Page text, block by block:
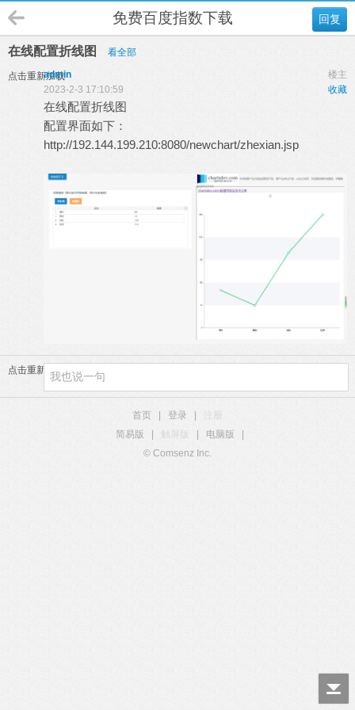
回复
免费百度指数下载
在线配置折线图 看全部
点击重新加载 楼主
admin
收藏
2023-2-3 17:10:59
在线配置折线图
配置界面如下：
http://192.144.199.210:8080/newchart/zhexian.jsp
点击重新加载
首页 | 登录 |
简易版
| 触屏版 | 电脑版
|
© Comsenz Inc.